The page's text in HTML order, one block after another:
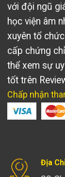
với đội ngũ
học viện âm
xuyên tổ
cấp chứng
thể xem sự
tốt trên
Chấp nhận
Địa